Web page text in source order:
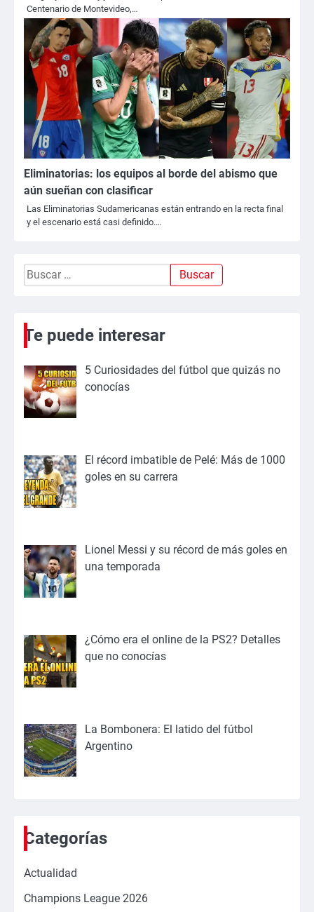
Centenario de Montevideo,…
Eliminatorias: los equipos al borde del abismo que
aún sueñan con clasificar
Las Eliminatorias Sudamericanas están entrando en la recta final
y el escenario está casi definido.…
Buscar:
Te puede interesar
5 Curiosidades del fútbol que quizás no
conocías
El récord imbatible de Pelé: Más de 1000
goles en su carrera
Lionel Messi y su récord de más goles en
una temporada
¿Cómo era el online de la PS2? Detalles
que no conocías
La Bombonera: El latido del fútbol
Argentino
Categorías
Actualidad
Champions League 2026